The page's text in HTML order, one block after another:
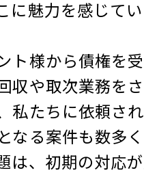
に魅力を感じて
ト様から債権を
収や取次業務を
私たちに依頼さ
なる案件も数多
は、初期の対応